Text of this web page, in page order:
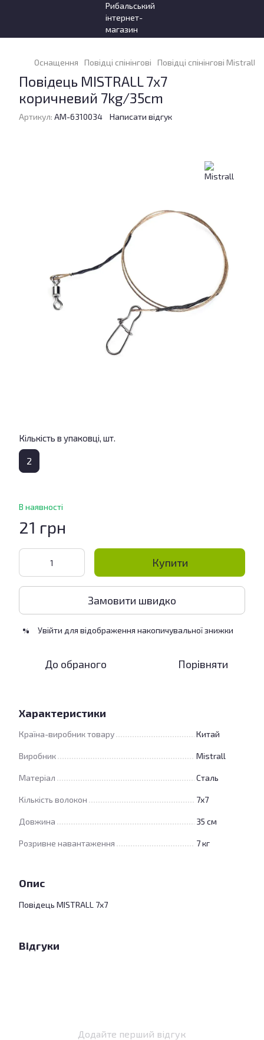
Оснащення Повідці спінінгові Повідці спінінгові Mistrall
Повідець MISTRALL 7x7
коричневий 7kg/35cm
Артикул: AM-6310034 Написати відгук
Кількість в упаковці, шт.
2
В наявності
21 грн
Купити
Замовити швидко
% Увійти для відображення накопичувальної знижки
До обраного Порівняти
Характеристики
Країна-виробник товару Китай
Виробник Mistrall
Матеріал Сталь
Кількість волокон 7х7
Довжина 35 см
Розривне навантаження 7 кг
Опис
Повідець MISTRALL 7x7
Відгуки
Додайте перший відгук